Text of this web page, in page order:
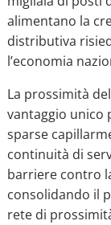
alimentano la
distributiva
l’economia
La prossimità
vantaggio unico
sparse
continuità di
barriere contro
consolidando il
rete di